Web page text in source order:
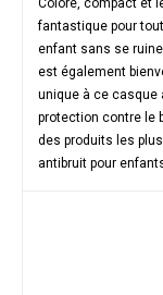
fantastique pour
enfant sans se
est également
unique à ce casque
protection contre le
des produits les
antibruit pour